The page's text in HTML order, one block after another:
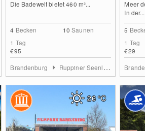
Die Badewelt bietet 460 m²...
4 Becken 10 Saunen
1 Tag
€95
Brandenburg Ruppiner Seenland
Meer
In der...
5
1 Tag
€29
26°C